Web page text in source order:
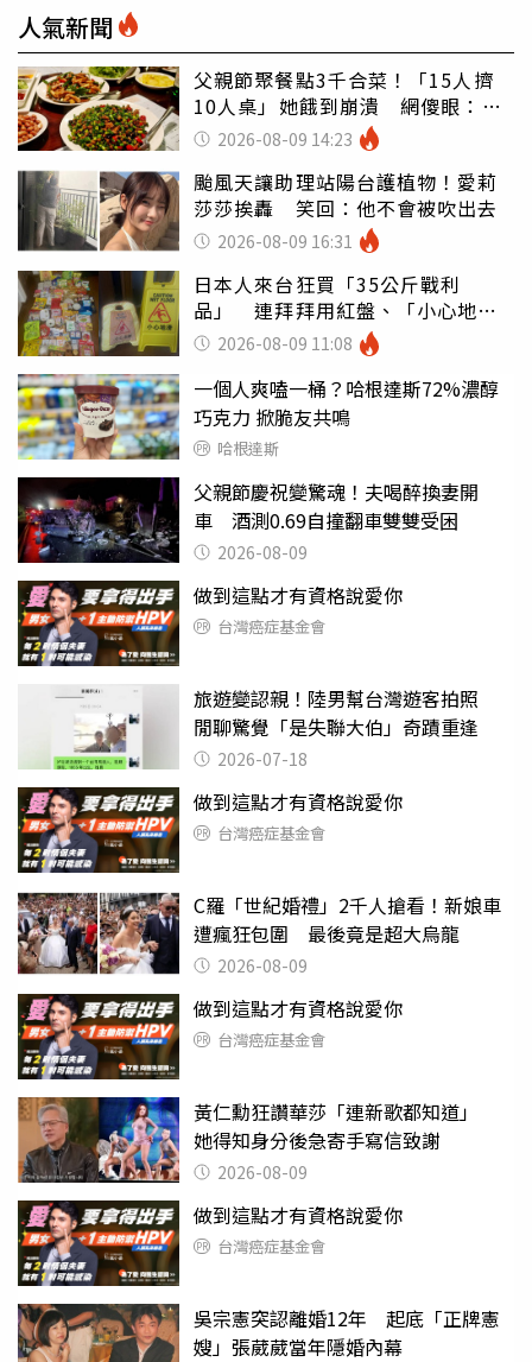
人氣新聞
父親節聚餐點3千合菜！「15人擠
10人桌」她餓到崩潰 網傻眼：讓
店家看笑話
2026-08-09 14:23
颱風天讓助理站陽台護植物！愛莉
莎莎挨轟 笑回：他不會被吹出去
2026-08-09 16:31
日本人來台狂買「35公斤戰利
品」 連拜拜用紅盤、「小心地
滑」告示牌也帶回家
2026-08-09 11:08
一個人爽嗑一桶？哈根達斯72%濃醇
巧克力 掀脆友共鳴
哈根達斯
父親節慶祝變驚魂！夫喝醉換妻開
車 酒測0.69自撞翻車雙雙受困
2026-08-09
做到這點才有資格說愛你
台灣癌症基金會
旅遊變認親！陸男幫台灣遊客拍照
閒聊驚覺「是失聯大伯」奇蹟重逢
2026-07-18
做到這點才有資格說愛你
台灣癌症基金會
C羅「世紀婚禮」2千人搶看！新娘車
遭瘋狂包圍 最後竟是超大烏龍
2026-08-09
做到這點才有資格說愛你
台灣癌症基金會
黃仁勳狂讚華莎「連新歌都知道」
她得知身分後急寄手寫信致謝
2026-08-09
做到這點才有資格說愛你
台灣癌症基金會
吳宗憲突認離婚12年 起底「正牌憲
嫂」張葳葳當年隱婚內幕